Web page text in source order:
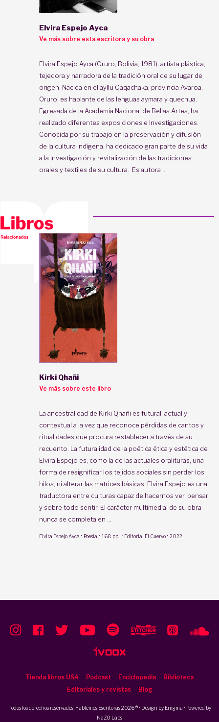
Elvira Espejo Ayca
Ve más sobre esta escritora y su obra
Elvira Espejo Ayca (Oruro, Bolivia, 1981), artista plástica,
tejedora y narradora de la tradición oral de su lugar de
origen. Nacida en el ayllu Qaqachaka, provincia Avaroa,
Oruro, es hablante de las lenguas aymara y quechua.
Egresada de la Academia Nacional de Bellas Artes, ha
realizado diferentes exposiciones e investigaciones.
Conocida por su trabajo en la preservación y difusión
de la cultura indígena, ha dedicado gran parte de su vida
a la investigación y revitalización de las tradiciones
orales y textiles de su cultura. Es autora ...
Kirki Qhañi
Ve más sobre este libro
La ancestralidad de Kirki Qhañi es futural, actual y
contextual a la vez que reconoce pérdidas de cantos y
ritualidades que procura restablecer a través de su
recuento. La futuralidad de la poética ética y estética de
Elvira Espejo es, como la de las actuales oralituras, una
forma de resignificar los tejidos sociales sin perder los
hilos, ni alterar las matrices básicas. Elvira Espejo es una
traductora entre culturas capaz de hacernos ver, pensar
y sobre todo sentir. El carácter multimedial de su obra
nunca se completa en ...
Elvira Espejo Ayca · Poesía · 168 pp · Editorial El Cuervo · 2022
Tienda libros USA Podcast Enciclopedia
Biblioteca
Editoriales y revistas
Blog
Todos los derechos reservados, Hablemos Escritoras 2026 ® • Design by Enigma • Powered by
NaZO Labs